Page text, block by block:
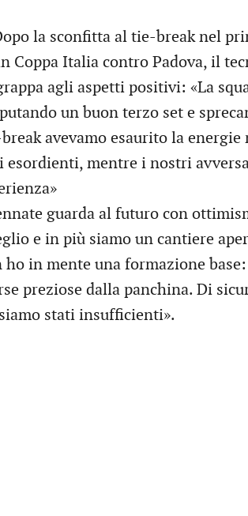
la sconfitta al tie-break nel
Coppa Italia contro Padova, il
agli aspetti positivi: «La
un buon terzo set e
avevamo esaurito la energie
esordienti, mentre i nostri
guarda al futuro con
e in più siamo un cantiere
in mente una formazione
preziose dalla panchina. Di
stati insufficienti».